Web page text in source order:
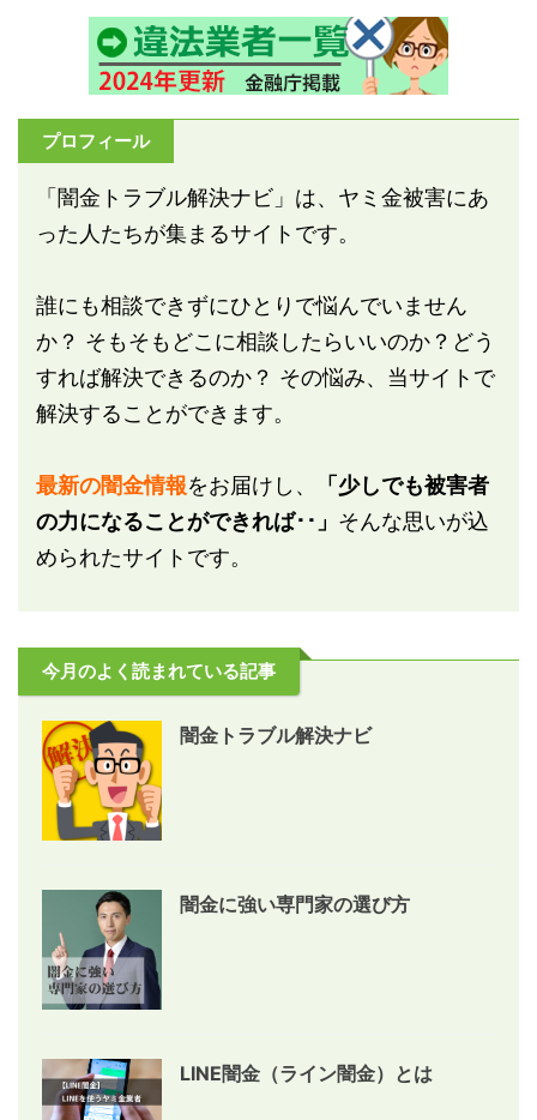
プロフィール
「闇金トラブル解決ナビ」は、ヤミ金被害にあ
った人たちが集まるサイトです。
誰にも相談できずにひとりで悩んでいません
か？ そもそもどこに相談したらいいのか？どう
すれば解決できるのか？ その悩み、当サイトで
解決することができます。
最新の闇金情報をお届けし、
「少しでも被害者
の力になることができれば･･」 そんな思いが込
められたサイトです。
今月のよく読まれている記事
闇金トラブル解決ナビ
闇金に強い専門家の選び方
LINE闇金（ライン闇金）とは